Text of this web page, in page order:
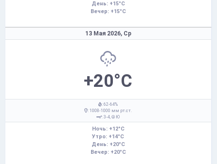
День: +15°C
Вечер: +15°C
13 Мая 2026, Ср
+20°C
: 62-64%
: 1008-1000 мм рт.ст.
: 3-4,
Ю
Ночь: +12°C
Утро: +14°C
День: +20°C
Вечер: +20°C